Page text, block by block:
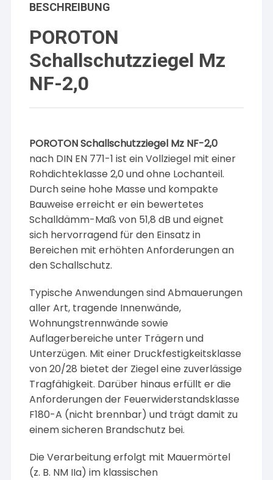
BESCHREIBUNG
POROTON
Schallschutzziegel Mz
NF-2,0
POROTON Schallschutzziegel Mz NF-2,0
nach DIN EN 771-1 ist ein Vollziegel mit einer
Rohdichteklasse 2,0 und ohne Lochanteil.
Durch seine hohe Masse und kompakte
Bauweise erreicht er ein bewertetes
Schalldämm-Maß von 51,8 dB und eignet
sich hervorragend für den Einsatz in
Bereichen mit erhöhten Anforderungen an
den Schallschutz.
Typische Anwendungen sind Abmauerungen
aller Art, tragende Innenwände,
Wohnungstrennwände sowie
Auflagerbereiche unter Trägern und
Unterzügen. Mit einer Druckfestigkeitsklasse
von 20/28 bietet der Ziegel eine zuverlässige
Tragfähigkeit. Darüber hinaus erfüllt er die
Anforderungen der Feuerwiderstandsklasse
F180-A (nicht brennbar) und trägt damit zu
einem sicheren Brandschutz bei.
Die Verarbeitung erfolgt mit Mauermörtel
(z. B. NM IIa) im klassischen